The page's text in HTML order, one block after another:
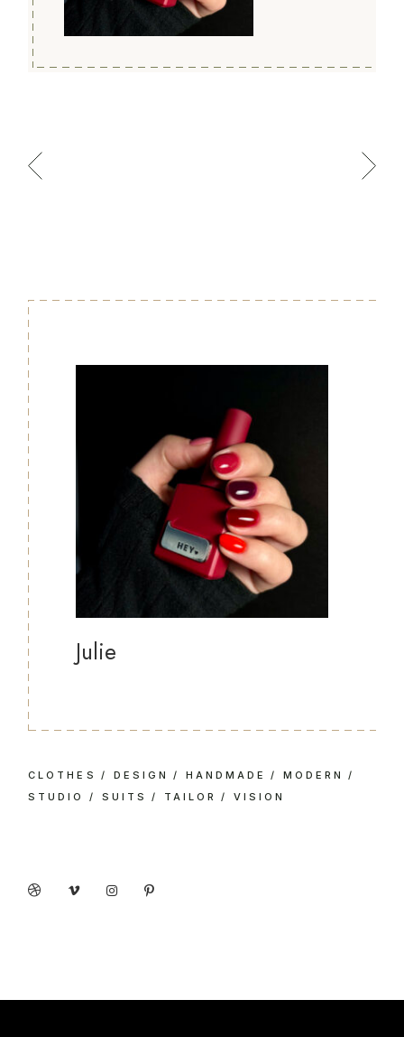
Julie
CLOTHES DESIGN HANDMADE
MODERN
STUDIO
SUITS TAILOR VISION